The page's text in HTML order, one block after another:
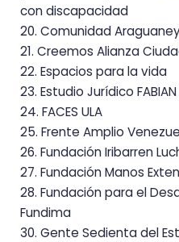
con discapacidad
20. Comunidad
21. Creemos Alianza
22. Espacios para la vida
23. Estudio Jurídico
24. FACES ULA
25. Frente Amplio
26. Fundación Iribarren
27. Fundación Manos
28. Fundación para el
Fundima
30. Gente Sedienta del